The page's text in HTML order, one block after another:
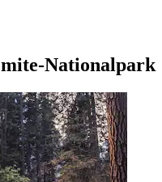
Nationalpark